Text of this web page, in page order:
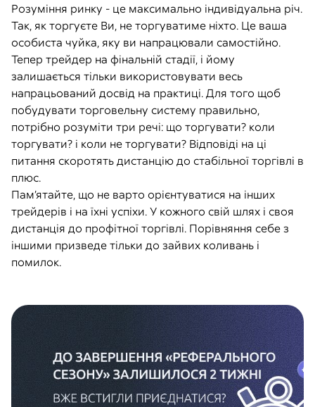
Розуміння ринку - це максимально індивідуальна річ.
Так, як торгуєте Ви, не торгуватиме ніхто. Це ваша
особиста чуйка, яку ви напрацювали самостійно.
Тепер трейдер на фінальній стадії, і йому
залишається тільки використовувати весь
напрацьований досвід на практиці. Для того щоб
побудувати торговельну систему правильно,
потрібно розуміти три речі: що торгувати? коли
торгувати? і коли не торгувати? Відповіді на ці
питання скоротять дистанцію до стабільної торгівлі в
плюс.
Пам’ятайте, що не варто орієнтуватися на інших
трейдерів і на їхні успіхи. У кожного свій шлях і своя
дистанція до профітної торгівлі. Порівняння себе з
іншими призведе тільки до зайвих коливань і
помилок.